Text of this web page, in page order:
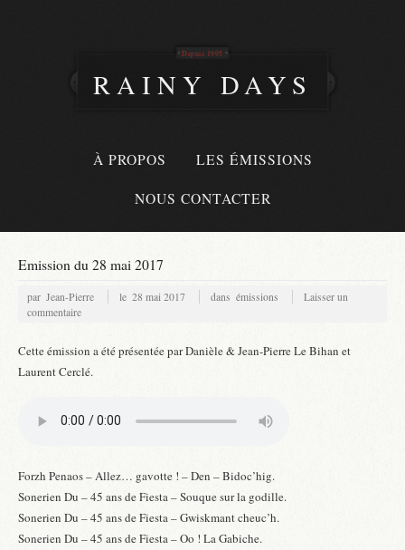
Depuis 1995
RAINY DAYS
À PROPOS LES ÉMISSIONS
NOUS CONTACTER
Emission du 28 mai 2017
par Jean-Pierre le 28 mai 2017 dans émissions
Laisser un
commentaire
Cette émission a été présentée par Danièle & Jean-Pierre Le Bihan et
Laurent Cerclé.
Forzh Penaos – Allez… gavotte ! – Den – Bidoc’hig.
Sonerien Du – 45 ans de Fiesta – Souque sur la godille.
Sonerien Du – 45 ans de Fiesta – Gwiskmant cheuc’h.
Sonerien Du – 45 ans de Fiesta – Oo ! La Gabiche.